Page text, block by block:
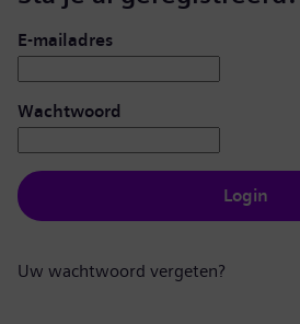
Inloggen: gebruiker en wachtwoord
E-mailadres
Wachtwoord
Login
Uw wachtwoord vergeten?